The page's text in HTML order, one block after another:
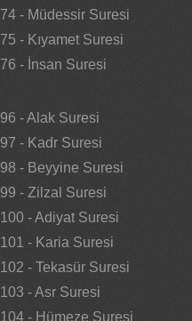
74 - Müdessir Suresi
75 - Kıyamet Suresi
76 - İnsan Suresi
96 - Alak Suresi
97 - Kadr Suresi
98 - Beyyine Suresi
99 - Zilzal Suresi
100 - Adiyat Suresi
101 - Karia Suresi
102 - Tekasür Suresi
103 - Asr Suresi
104 - Hümeze Suresi